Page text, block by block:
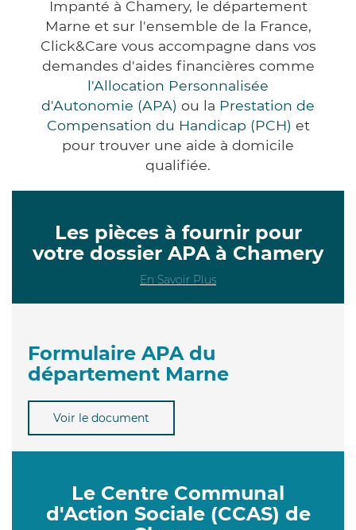
Impanté à Chamery, le département
Marne et sur l'ensemble de la France,
Click&Care vous accompagne dans vos
demandes d'aides financières comme
l'Allocation Personnalisée
d'Autonomie (APA) ou la Prestation de
Compensation du Handicap (PCH) et
pour trouver une aide à domicile
qualifiée.
Les pièces à fournir pour
votre dossier APA à Chamery
En Savoir Plus
Formulaire APA du
département Marne
Voir le document
Le Centre Communal
d'Action Sociale (CCAS) de